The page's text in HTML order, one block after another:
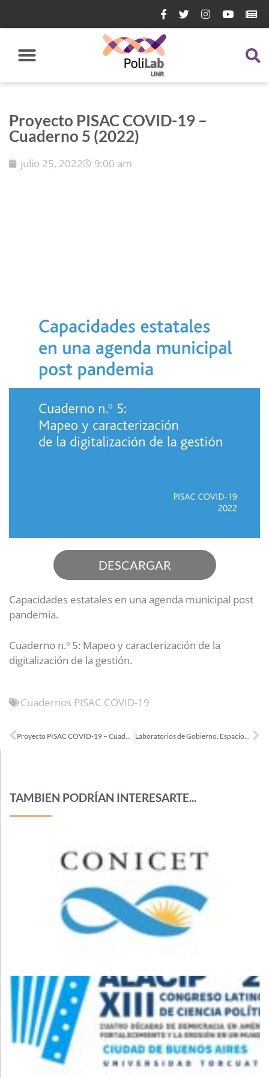
Proyecto PISAC COVID-19 –
Cuaderno 5 (2022)
julio 25, 2022 9:00 am
DESCARGAR
Capacidades estatales en una agenda municipal post
pandemia.
Cuaderno n.º 5: Mapeo y caracterización de la
digitalización de la gestión.
Cuadernos PISAC COVID-19
Laboratorios de Gobierno. Espacios abiertos para la innovación pública
TAMBIEN PODRÍAN INTERESARTE...